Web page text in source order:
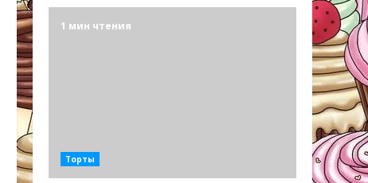
1 мин чтения
Торты